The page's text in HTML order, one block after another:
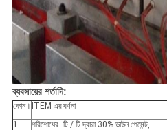
ব্যবসায়ের শর্তাদি:
কোন। ITEM এরবর্ণনা
1
পরিশোধের টি / টি দ্বারা 30% ডাউন পেমেন্ট,